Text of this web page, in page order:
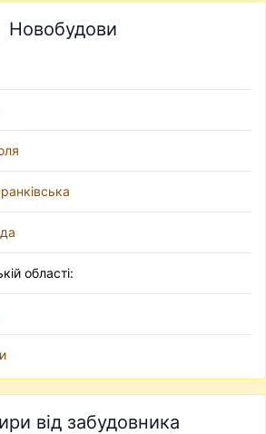
Новобудови
області:
від забудовника